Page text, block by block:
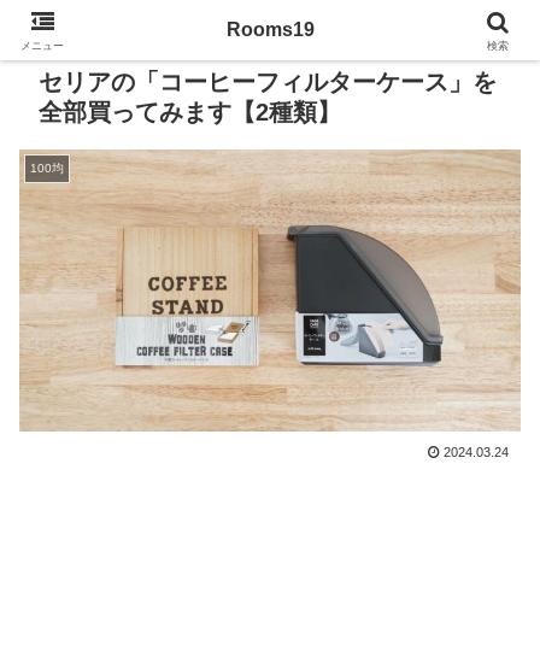
セリアの「コーヒーフィルターケース」を
全部買ってみます【2種類】
100均
2024.03.24
メニュー
Rooms19
検索